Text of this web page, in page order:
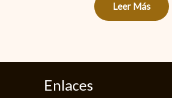
Leer Más
Enlaces